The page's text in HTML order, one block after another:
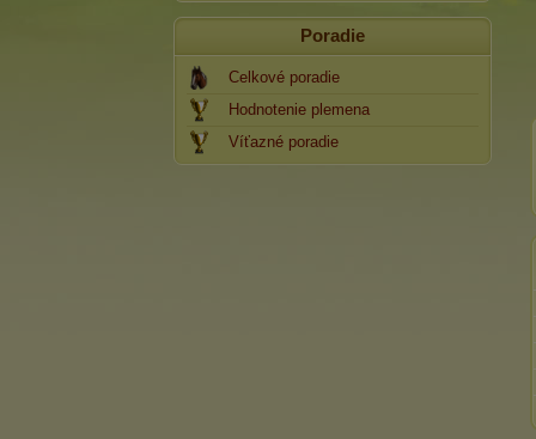
Poradie
Celkové poradie
Hodnotenie plemena
Víťazné poradie